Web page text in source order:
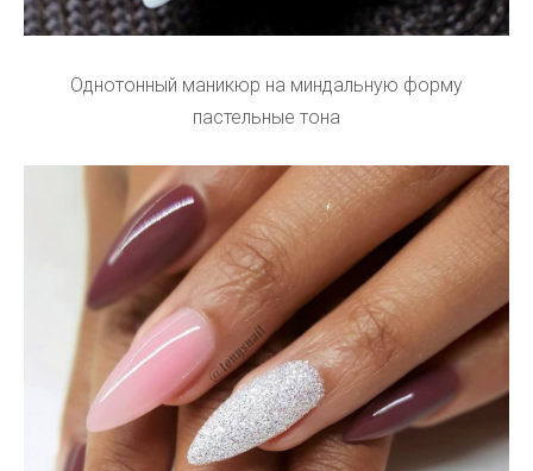
Однотонный маникюр на миндальную форму
пастельные тона